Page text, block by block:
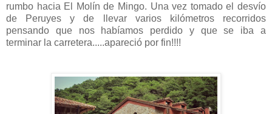
rumbo hacia El Molín de Mingo. Una vez tomado el desvío
de Peruyes y de llevar varios kilómetros recorridos
pensando que nos habíamos perdido y que se iba a
terminar la carretera.....apareció por fin!!!!